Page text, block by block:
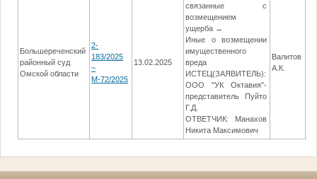
Большереченский
районный суд
Омской области
2-
183/2025
~
М-72/2025
13.02.2025
связанные с
возмещением
ущерба →
Иные о возмещении
имущественного
вреда
ИСТЕЦ(ЗАЯВИТЕЛЬ):
ООО "УК Октавия"-
представитель Пуйто
Г.Д.
ОТВЕТЧИК: Манахов
Никита Максимович
Валитов
А.К.